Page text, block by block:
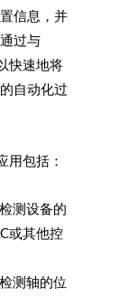
信息，并
过与
快速地将
自动化过
用包括：
测设备的
或其他控
测轴的位